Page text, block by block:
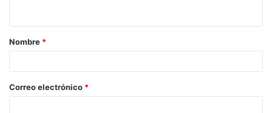
Nombre *
Correo electrónico *